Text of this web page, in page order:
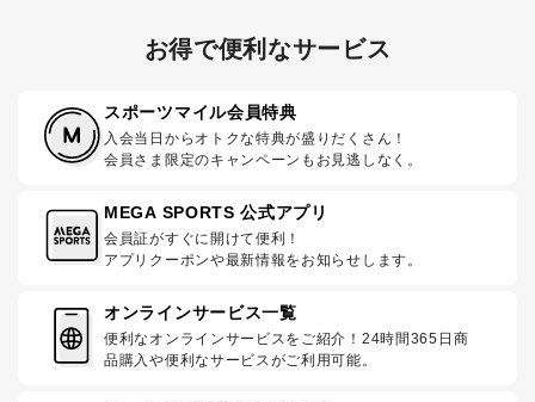
お得で便利なサービス
スポーツマイル会員特典
入会当日からオトクな特典が盛りだくさん！
会員さま限定のキャンペーンもお見逃しなく。
MEGA SPORTS 公式アプリ
会員証がすぐに開けて便利！
アプリクーポンや最新情報をお知らせします。
オンラインサービス一覧
便利なオンラインサービスをご紹介！24時間365日商
品購入や便利なサービスがご利用可能。